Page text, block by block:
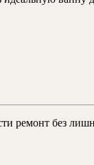
ремонт без